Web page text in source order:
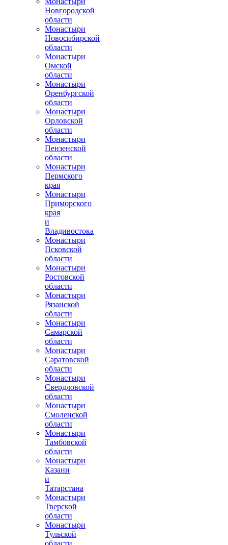
Новгородской
области
Монастыри
Новосибирской
области
Монастыри
Омской
области
Монастыри
Оренбургской
области
Монастыри
Орловской
области
Монастыри
Пензенской
области
Монастыри
Пермского
края
Монастыри
Приморского
края
и
Владивостока
Монастыри
Псковской
области
Монастыри
Ростовской
области
Монастыри
Рязанской
области
Монастыри
Самарской
области
Монастыри
Саратовской
области
Монастыри
Свердловской
области
Монастыри
Смоленской
области
Монастыри
Тамбовской
области
Монастыри
Казани
и
Татарстана
Монастыри
Тверской
области
Монастыри
Тульской
области